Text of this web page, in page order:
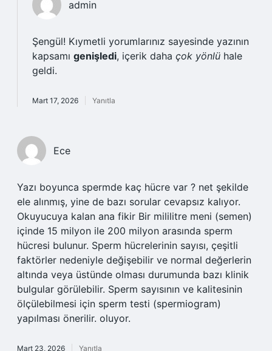
admin
Şengül! Kıymetli yorumlarınız sayesinde yazının
kapsamı genişledi, içerik daha çok yönlü hale
geldi.
Mart 17, 2026 Yanıtla
Ece
Yazı boyunca spermde kaç hücre var ? net şekilde
ele alınmış, yine de bazı sorular cevapsız kalıyor.
Okuyucuya kalan ana fikir Bir mililitre meni (semen)
içinde 15 milyon ile 200 milyon arasında sperm
hücresi bulunur. Sperm hücrelerinin sayısı, çeşitli
faktörler nedeniyle değişebilir ve normal değerlerin
altında veya üstünde olması durumunda bazı klinik
bulgular görülebilir. Sperm sayısının ve kalitesinin
ölçülebilmesi için sperm testi (spermiogram)
yapılması önerilir. oluyor.
Mart 23, 2026 Yanıtla